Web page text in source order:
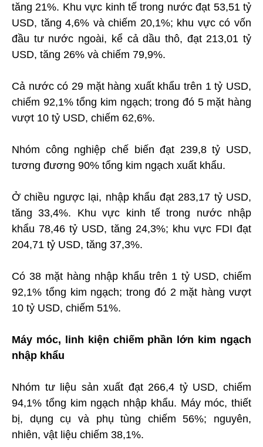
tăng 21%. Khu vực kinh tế trong nước đạt 53,51 tỷ
USD, tăng 4,6% và chiếm 20,1%; khu vực có vốn
đầu tư nước ngoài, kể cả dầu thô, đạt 213,01 tỷ
USD, tăng 26% và chiếm 79,9%.
Cả nước có 29 mặt hàng xuất khẩu trên 1 tỷ USD,
chiếm 92,1% tổng kim ngạch; trong đó 5 mặt hàng
vượt 10 tỷ USD, chiếm 62,6%.
Nhóm công nghiệp chế biến đạt 239,8 tỷ USD,
tương đương 90% tổng kim ngạch xuất khẩu.
Ở chiều ngược lại, nhập khẩu đạt 283,17 tỷ USD,
tăng 33,4%. Khu vực kinh tế trong nước nhập
khẩu 78,46 tỷ USD, tăng 24,3%; khu vực FDI đạt
204,71 tỷ USD, tăng 37,3%.
Có 38 mặt hàng nhập khẩu trên 1 tỷ USD, chiếm
92,1% tổng kim ngạch; trong đó 2 mặt hàng vượt
10 tỷ USD, chiếm 51%.
Máy móc, linh kiện chiếm phần lớn kim ngạch
nhập khẩu
Nhóm tư liệu sản xuất đạt 266,4 tỷ USD, chiếm
94,1% tổng kim ngạch nhập khẩu. Máy móc, thiết
bị, dụng cụ và phụ tùng chiếm 56%; nguyên,
nhiên, vật liệu chiếm 38,1%.